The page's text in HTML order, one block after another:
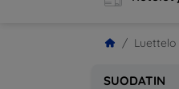
Luettelo
SUODATIN